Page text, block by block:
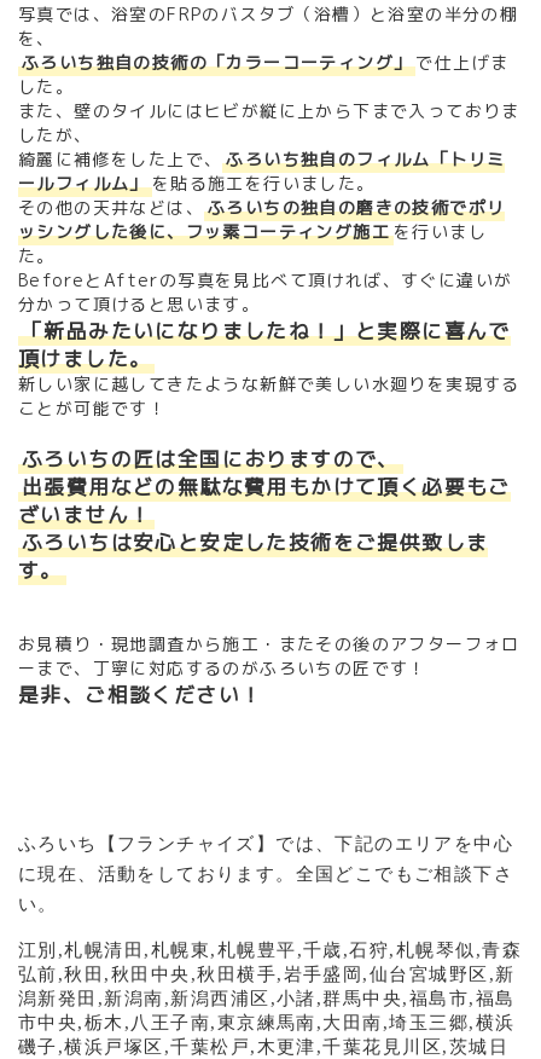
写真では、浴室のFRPのバスタブ（浴槽）と浴室の半分の棚
を、
ふろいち独自の技術の「カラーコーティング」で仕上げま
した。
また、壁のタイルにはヒビが縦に上から下まで入っておりま
したが、
綺麗に補修をした上で、ふろいち独自のフィルム「トリミ
ールフィルム」を貼る施工を行いました。
その他の天井などは、
ふろいちの独自の磨きの技術でポリ
ッシングした後に、フッ素コーティング施工 を行いまし
た。
BeforeとAfterの写真を見比べて頂ければ、すぐに違いが
分かって頂けると思います。
「新品みたいになりましたね！」と実際に喜んで
頂けました。
新しい家に越してきたような新鮮で美しい水廻りを実現する
ことが可能です！
ふろいちの匠は全国におりますので、
出張費用などの無駄な費用もかけて頂く必要もご
ざいません！
ふろいちは安心と安定した技術をご提供致しま
す。
お見積り・現地調査から施工・またその後のアフターフォロ
ーまで、丁寧に対応するのがふろいちの匠です！
是非、ご相談ください！
ふろいち【フランチャイズ】では、下記のエリアを中心
に現在、活動をしております。全国どこでもご相談下さ
い。
江別 ,札幌清田 ,札幌東,札幌豊平,千歳,石狩,札幌琴似 ,青森
弘前,秋田 ,秋田中央 ,秋田横手,岩手盛岡 ,仙台宮城野区 ,新
潟新発田 ,新潟南,新潟西浦区 ,小諸,群馬中央,福島市,福島
市中央,栃木 , 八王子南,東京練馬南,大田南,埼玉三郷,横浜
磯子,横浜戸塚区 ,千葉松戸, 木更津,千葉花見川区 ,茨城日